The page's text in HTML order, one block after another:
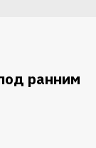
ранним